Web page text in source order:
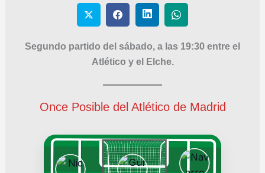
Segundo partido del sábado, a las 19:30 entre el
Atlético y el Elche.
Once Posible del Atlético de Madrid